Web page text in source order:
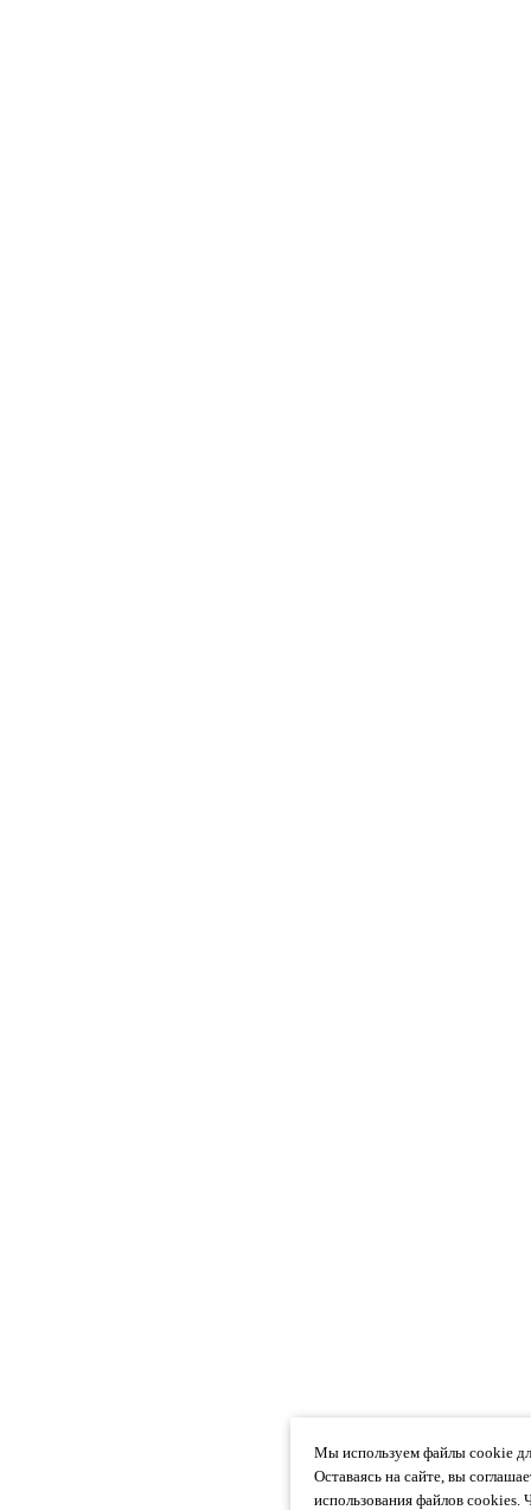
Мы используем файлы cookie
Оставаясь на сайте, вы
использования файлов cookies.